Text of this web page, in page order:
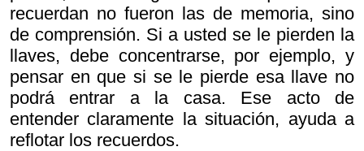
recuerdan no fueron las de memoria, sino
de comprensión. Si a usted se le pierden la
llaves, debe concentrarse, por ejemplo, y
pensar en que si se le pierde esa llave no
podrá entrar a la casa. Ese acto de
entender claramente la situación, ayuda a
reflotar los recuerdos.